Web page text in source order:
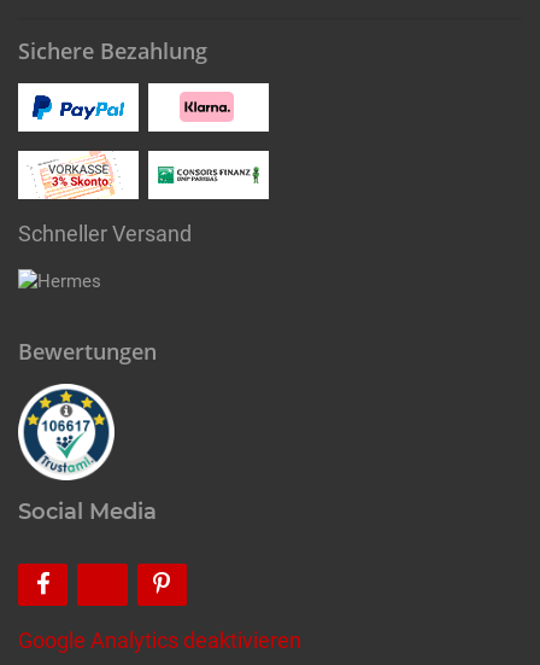
Sichere Bezahlung
Schneller Versand
Bewertungen
Social Media
Google Analytics deaktivieren